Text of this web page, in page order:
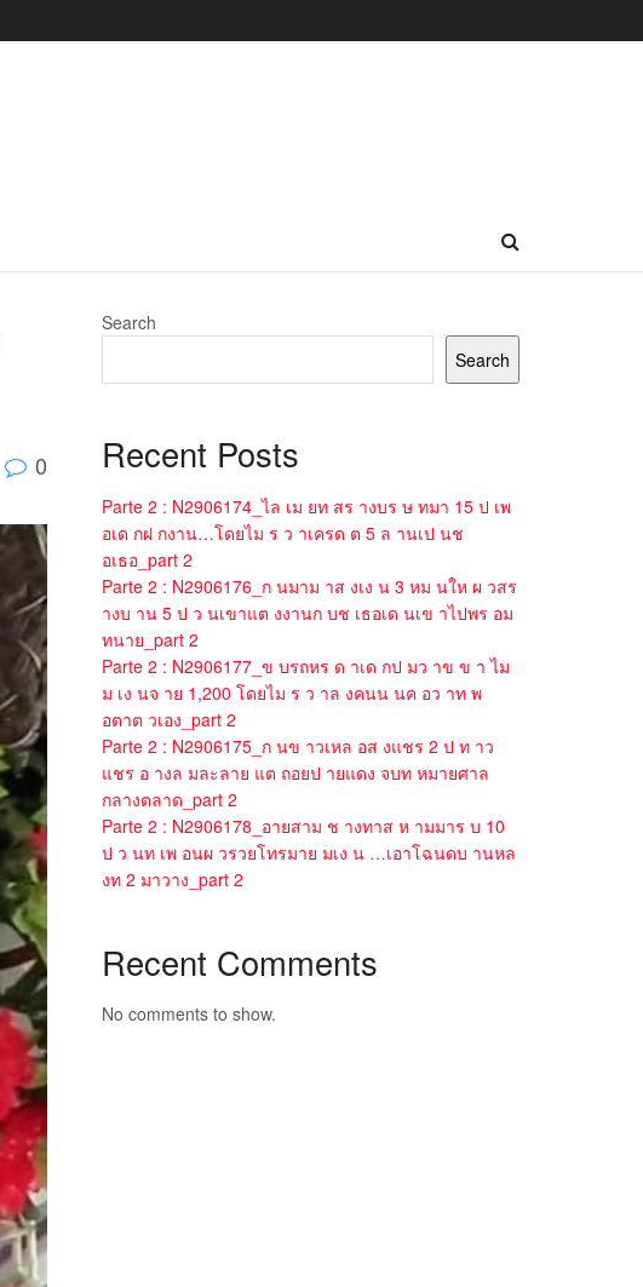
0
Search
Search
Recent Posts
Parte 2 : N2906174_ไล เม ยท สร างบร ษ ทมา 15 ป เพ
อเด กฝ กงาน…โดยไม ร ว าเครด ต 5 ล านเป นช
อเธอ_part 2
Parte 2 : N2906176_ก นมาม าส งเง น 3 หม นให ผ วสร
างบ าน 5 ป ว นเขาแต งงานก บช เธอเด นเข าไปพร อม
ทนาย_part 2
Parte 2 : N2906177_ข บรถหร ด าเด กป มว าข ข า ไม
ม เง นจ าย 1,200 โดยไม ร ว าล งคนน นค อว าท พ
อตาต วเอง_part 2
Parte 2 : N2906175_ก นข าวเหล อส งแชร 2 ป ท าว
แชร อ างล มละลาย แต ถอยป ายแดง จบท หมายศาล
กลางตลาด_part 2
Parte 2 : N2906178_อายสาม ช างทาส ห ามมาร บ 10
ป ว นท เพ อนผ วรวยโทรมาย มเง น …เอาโฉนดบ านหล
งท 2 มาวาง_part 2
Recent Comments
No comments to show.